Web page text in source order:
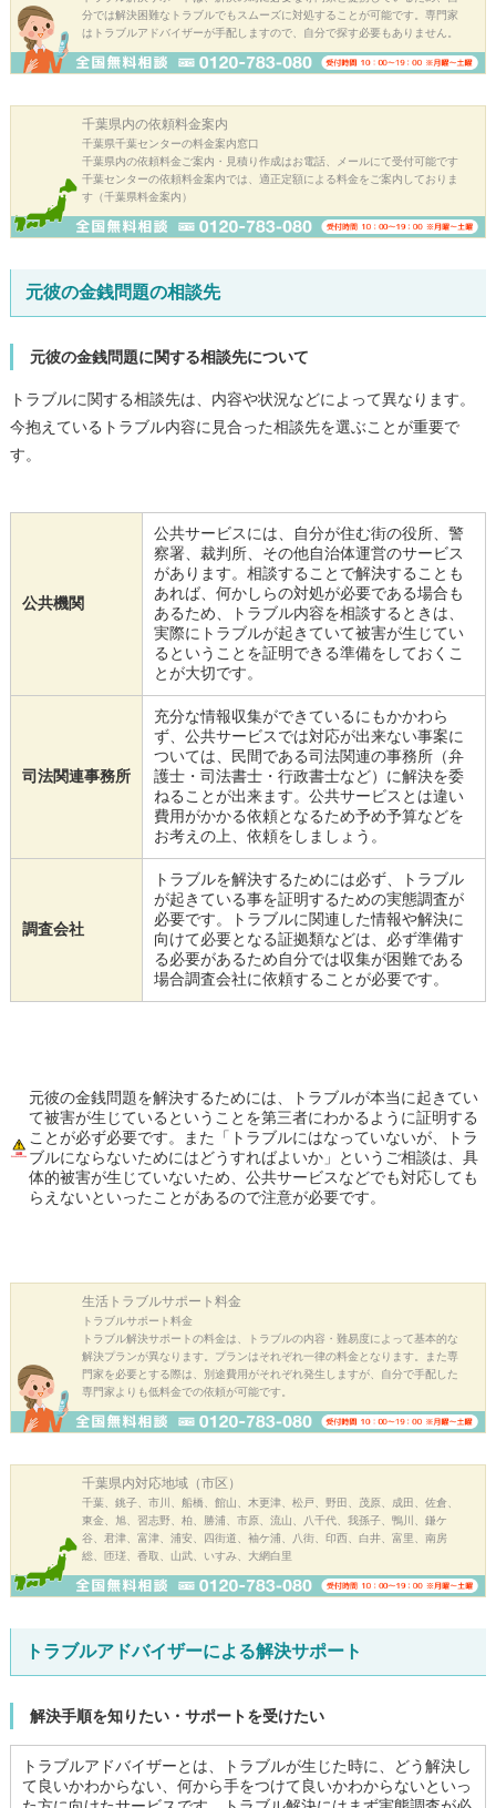
分では解決困難なトラブルでもスムーズに対処することが可能です。専門家
はトラブルアドバイザーが手配しますので、自分で探す必要もありません。
千葉県内の依頼料金案内
千葉県千葉センターの料金案内窓口
千葉県内の依頼料金ご案内・見積り作成はお電話、メールにて受付可能です
千葉センターの依頼料金案内では、適正定額による料金をご案内しておりま
す（千葉県料金案内）
元彼の金銭問題の相談先
元彼の金銭問題に関する相談先について
トラブルに関する相談先は、内容や状況などによって異なります。
今抱えているトラブル内容に見合った相談先を選ぶことが重要で
す。
公共機関
公共サービスには、自分が住む街の役所、警
察署、裁判所、その他自治体運営のサービス
があります。相談することで解決することも
あれば、何かしらの対処が必要である場合も
あるため、トラブル内容を相談するときは、
実際にトラブルが起きていて被害が生じてい
るということを証明できる準備をしておくこ
とが大切です。
司法関連事務所
充分な情報収集ができているにもかかわら
ず、公共サービスでは対応が出来ない事案に
ついては、民間である司法関連の事務所（弁
護士・司法書士・行政書士など）に解決を委
ねることが出来ます。公共サービスとは違い
費用がかかる依頼となるため予め予算などを
お考えの上、依頼をしましょう。
調査会社
トラブルを解決するためには必ず、トラブル
が起きている事を証明するための実態調査が
必要です。トラブルに関連した情報や解決に
向けて必要となる証拠類などは、必ず準備す
る必要があるため自分では収集が困難である
場合調査会社に依頼することが必要です。
元彼の金銭問題を解決するためには、トラブルが本当に起きてい
て被害が生じているということを第三者にわかるように証明する
ことが必ず必要です。また「トラブルにはなっていないが、トラ
ブルにならないためにはどうすればよいか」というご相談は、具
体的被害が生じていないため、公共サービスなどでも対応しても
らえないといったことがあるので注意が必要です。
生活トラブルサポート料金
トラブルサポート料金
トラブル解決サポートの料金は、トラブルの内容・難易度によって基本的な
解決プランが異なります。プランはそれぞれ一律の料金となります。また専
門家を必要とする際は、別途費用がそれぞれ発生しますが、自分で手配した
専門家よりも低料金での依頼が可能です。
千葉県内対応地域（市区）
千葉、銚子、市川、船橋、館山、木更津、松戸、野田、茂原、成田、佐倉、
東金、旭、習志野、柏、勝浦、市原、流山、八千代、我孫子、鴨川、鎌ケ
谷、君津、富津、浦安、四街道、袖ケ浦、八街、印西、白井、富里、南房
総、匝瑳、香取、山武、いすみ、大網白里
トラブルアドバイザーによる解決サポート
解決手順を知りたい・サポートを受けたい
トラブルアドバイザーとは、トラブルが生じた時に、どう解決し
て良いかわからない、何から手をつけて良いかわからないといっ